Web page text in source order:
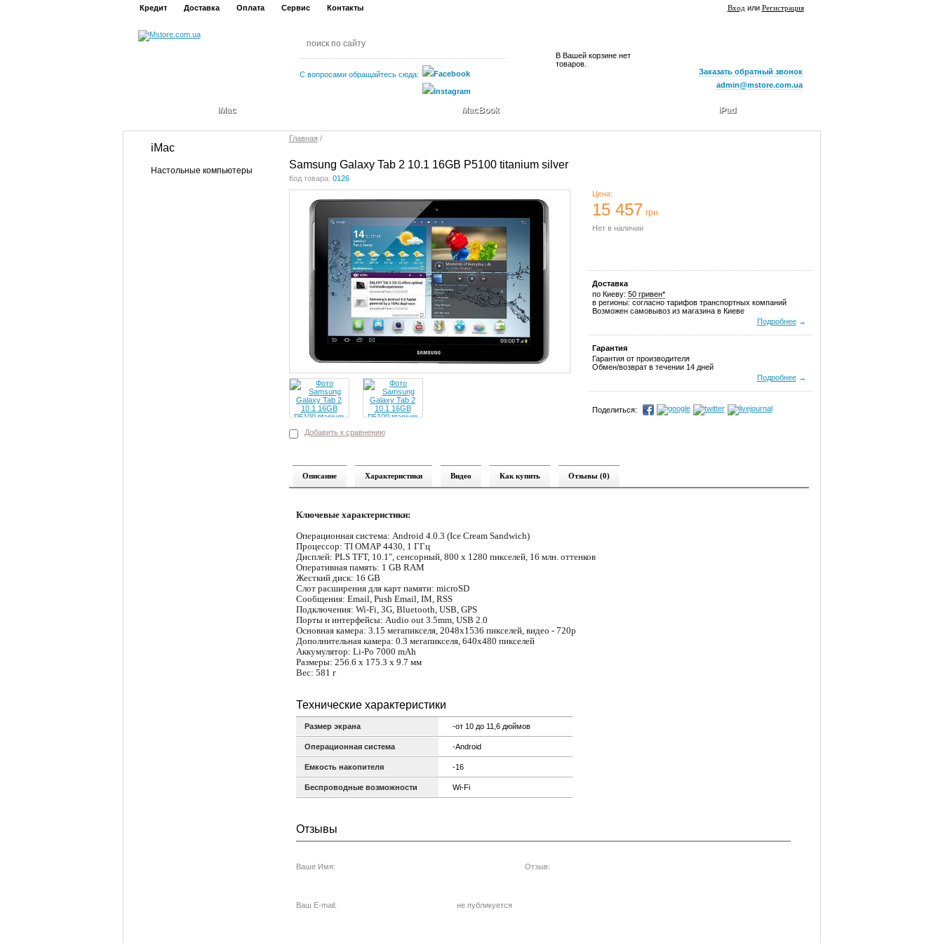
Главная /
Samsung Galaxy Tab 2 10.1 16GB P5100 titanium silver
Код товара: 0126
Добавить к сравнению
Цена:
15 457 грн
Нет в наличии
Купить
Доставка
по Киеву: 50 гривен*
в регионы: согласно тарифов транспортных компаний
Возможен самовывоз из магазина в Киеве
Подробнее→
Гарантия
Гарантия от производителя
Обмен/возврат в течении 14 дней
Подробнее→
Поделиться:
Описание Характеристики Видео Как купить Отзывы (0)
Ключевые характеристики:
Операционная система: Android 4.0.3 (Ice Cream Sandwich)
Процессор: TI OMAP 4430, 1 ГГц
Дисплей: PLS TFT, 10.1", сенсорный, 800 x 1280 пикселей, 16 млн. оттенков
Оперативная память: 1 GB RAM
Жесткий диск: 16 GB
Слот расширения для карт памяти: microSD
Сообщения: Email, Push Email, IM, RSS
Подключения: Wi-Fi, 3G, Bluetooth, USB, GPS
Порты и интерфейсы: Audio out 3.5mm, USB 2.0
Основная камера: 3.15 мегапикселя, 2048x1536 пикселей, видео - 720p
Дополнительная камера: 0.3 мегапикселя, 640x480 пикселей
Аккумулятор: Li-Po 7000 mAh
Размеры: 256.6 x 175.3 x 9.7 мм
Вес: 581 г
Технические характеристики
Размер экрана -от 10 до 11,6 дюймов
Операционная система -Android
Емкость накопителя -16
Беспроводные возможности Wi-Fi
Отзывы
Ваше Имя: Отзыв:
не публикуется
Ваш E-mail:
Вход или Регистрация
Кредит Доставка Оплата Сервис Контакты
С вопросами обращайтесь сюда:
В Вашей корзине нет
товаров.
Заказать обратный звонок
admin@mstore.com.ua
iMac MacBook iPad
iMac
Настольные компьютеры